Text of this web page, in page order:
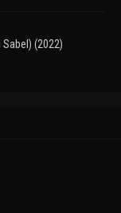
(2022)
Ngầm Sắt Màu
(2023)